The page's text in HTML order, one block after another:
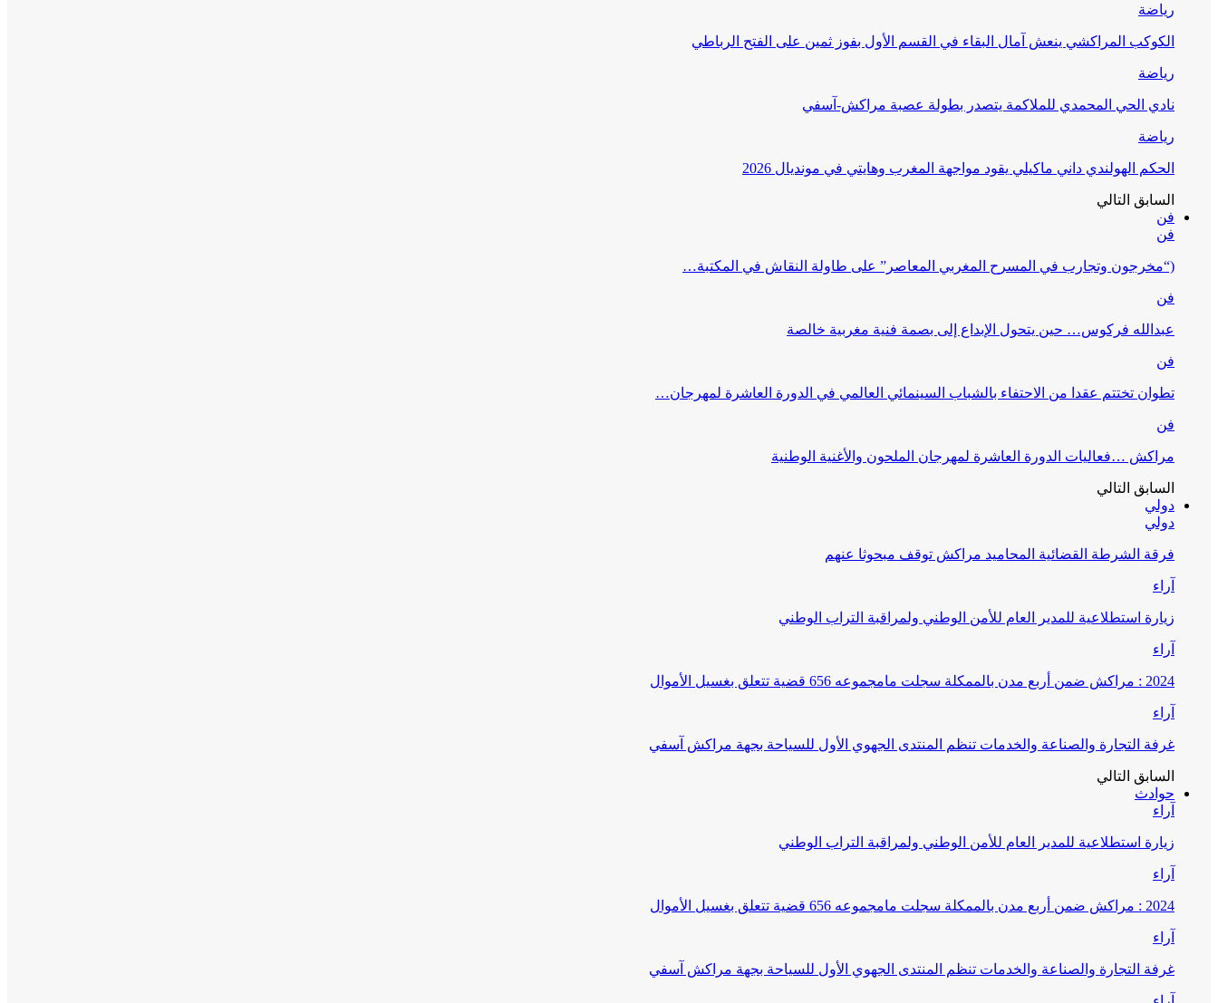
رياضة
الكوكب المراكشي ينعش آمال البقاء في القسم الأول بفوز ثمين على الفتح الرباطي
رياضة
نادي الحي المحمدي للملاكمة يتصدر بطولة عصبة مراكش-آسفي
رياضة
الحكم الهولندي داني ماكيلي يقود مواجهة المغرب وهايتي في مونديال 2026
السابق التالي
فن
فن
(“مخرجون وتجارب في المسرح المغربي المعاصر” على طاولة النقاش في المكتبة…
فن
عبدالله فركوس… حين يتحول الإبداع إلى بصمة فنية مغربية خالصة
فن
تطوان تختتم عقدا من الاحتفاء بالشباب السينمائي العالمي في الدورة العاشرة لمهرجان…
فن
مراكش …فعاليات الدورة العاشرة لمهرجان الملحون والأغنية الوطنية
السابق التالي
دولي
دولي
فرقة الشرطة القضائية المحاميد مراكش توقف مبحوثا عنهم
آراء
زيارة استطلاعية للمدير العام للأمن الوطني ولمراقبة التراب الوطني
آراء
2024 : مراكش ضمن أربع مدن بالممكلة سجلت مامجموعه 656 قضية تتعلق بغسيل الأموال
آراء
غرفة التجارة والصناعة والخدمات تنظم المنتدى الجهوي الأول للسياحة بجهة مراكش آسفي
السابق التالي
حوادث
آراء
زيارة استطلاعية للمدير العام للأمن الوطني ولمراقبة التراب الوطني
آراء
2024 : مراكش ضمن أربع مدن بالممكلة سجلت مامجموعه 656 قضية تتعلق بغسيل الأموال
آراء
غرفة التجارة والصناعة والخدمات تنظم المنتدى الجهوي الأول للسياحة بجهة مراكش آسفي